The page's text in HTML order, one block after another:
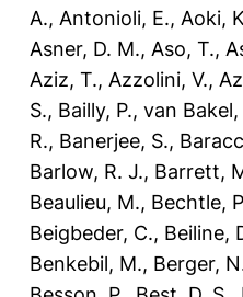
A., Antonioli, E., Aoki,
Asner, D. M., Aso, T.,
Aziz, T., Azzolini, V.,
S., Bailly, P., van Bakel,
R., Banerjee, S.,
Barlow, R. J., Barrett,
Beaulieu, M., Bechtle,
Beigbeder, C., Beiline,
Benkebil, M., Berger,